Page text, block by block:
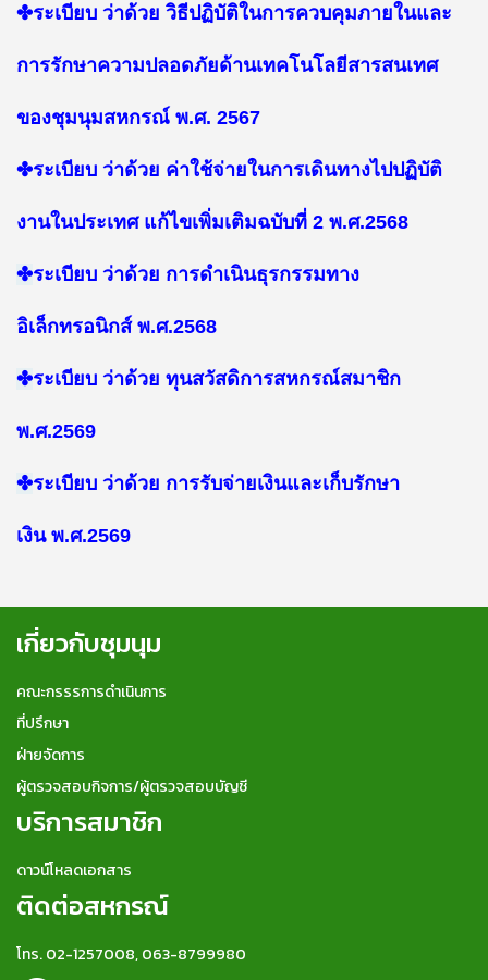
✤ระเบียบ ว่าด้วย วิธีปฏิบัติในการควบคุมภายในและ
การรักษาความปลอดภัยด้านเทคโนโลยีสารสนเทศ
ของชุมนุมสหกรณ์ พ.ศ. 2567
✤ระเบียบ ว่าด้วย ค่าใช้จ่ายในการเดินทางไปปฏิบัติ
งานในประเทศ แก้ไขเพิ่มเติมฉบับที่ 2 พ.ศ.2568
✤ระเบียบ ว่าด้วย การดำเนินธุรกรรมทาง
อิเล็กทรอนิกส์ พ.ศ.2568
✤ระเบียบ ว่าด้วย ทุนสวัสดิการสหกรณ์สมาชิก
พ.ศ.2569
✤ระเบียบ ว่าด้วย การรับจ่ายเงินและเก็บรักษา
เงิน พ.ศ.2569
เกี่ยวกับชุมนุม
คณะกรรรการดำเนินการ
ที่ปรึกษา
ฝ่ายจัดการ
ผู้ตรวจสอบกิจการ/ผู้ตรวจสอบบัญชี
บริการสมาชิก
ดาวน์โหลดเอกสาร
ติดต่อสหกรณ์
โทร. 02-1257008, 063-8799980